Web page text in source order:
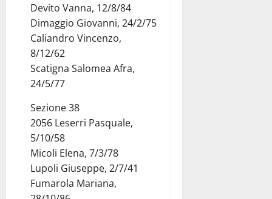
Devito Vanna, 12/8/84
Dimaggio Giovanni, 24/2/75
Caliandro Vincenzo,
8/12/62
Scatigna Salomea Afra,
24/5/77
Sezione 38
2056 Leserri Pasquale,
5/10/58
Micoli Elena, 7/3/78
Lupoli Giuseppe, 2/7/41
Fumarola Mariana,